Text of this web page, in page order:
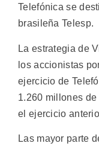
Telefónica se
brasileña Telesp.
La estrategia de
los accionistas
ejercicio de
1.260 millones
el ejercicio
Las mayor parte